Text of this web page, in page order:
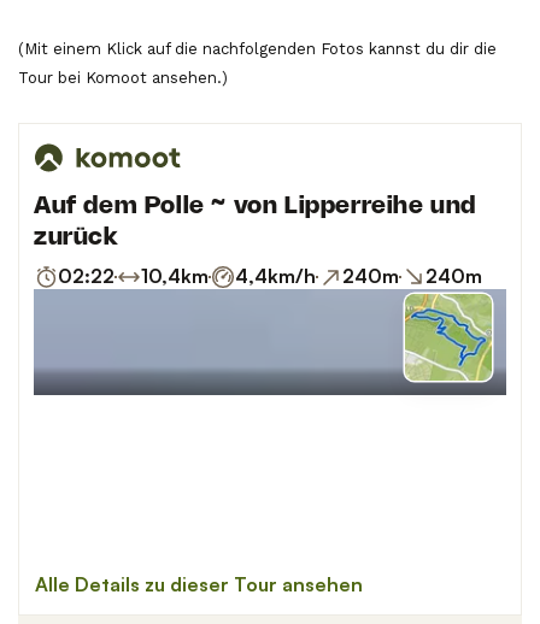
(Mit einem Klick auf die nachfolgenden Fotos kannst du dir die
Tour bei Komoot ansehen.)